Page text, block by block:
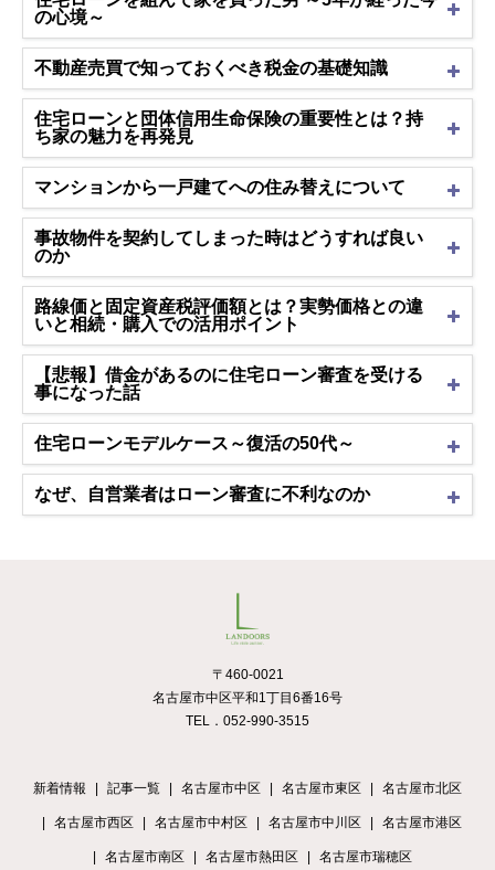
の心境～
不動産売買で知っておくべき税金の基礎知識
住宅ローンと団体信用生命保険の重要性とは？持
ち家の魅力を再発見
マンションから一戸建てへの住み替えについて
事故物件を契約してしまった時はどうすれば良い
のか
路線価と固定資産税評価額とは？実勢価格との違
いと相続・購入での活用ポイント
【悲報】借金があるのに住宅ローン審査を受ける
事になった話
住宅ローンモデルケース～復活の50代～
なぜ、自営業者はローン審査に不利なのか
〒460-0021
名古屋市中区平和1丁目6番16号
TEL．052-990-3515
新着情報 記事一覧 名古屋市中区 名古屋市東区 名古屋市北区
名古屋市西区 名古屋市中村区 名古屋市中川区 名古屋市港区
名古屋市南区 名古屋市熱田区 名古屋市瑞穂区